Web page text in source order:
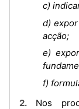
c)
d)
acção;
e)
f)
2. Nos processos de fiscalização concreta, o